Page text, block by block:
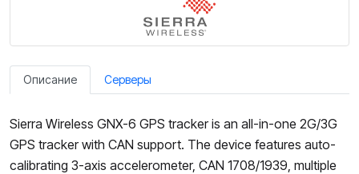
Описание Серверы
Sierra Wireless GNX-6 GPS tracker is an all-in-one 2G/3G
GPS tracker with CAN support. The device features auto-
calibrating 3-axis accelerometer, CAN 1708/1939, multiple